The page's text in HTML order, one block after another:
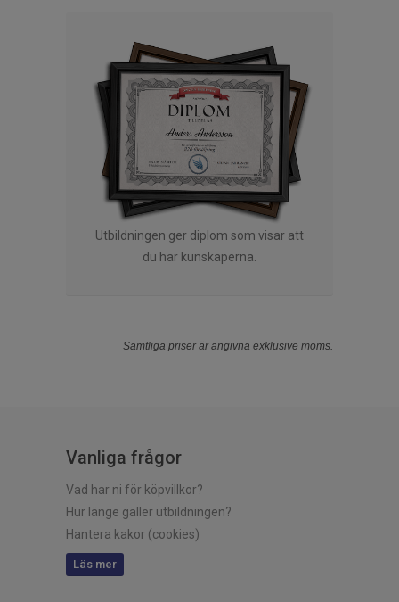
Utbildningen ger diplom som visar att
du har kunskaperna.
Samtliga priser är angivna exklusive moms.
Vanliga frågor
Vad har ni för köpvillkor?
Hur länge gäller utbildningen?
Hantera kakor (cookies)
Läs mer